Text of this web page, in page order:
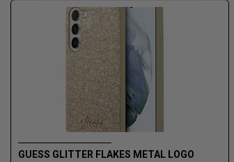
GUESS GLITTER FLAKES METAL LOGO